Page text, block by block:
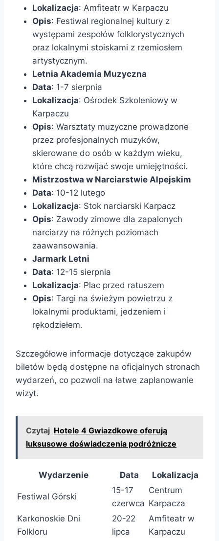
Lokalizacja: Amfiteatr w Karpaczu
Opis: Festiwal regionalnej kultury z
występami zespołów folklorystycznych
oraz lokalnymi stoiskami z rzemiosłem
artystycznym.
Letnia Akademia Muzyczna
Data: 1-7 sierpnia
Lokalizacja: Ośrodek Szkoleniowy w
Karpaczu
Opis: Warsztaty muzyczne prowadzone
przez profesjonalnych muzyków,
skierowane do osób w każdym wieku,
które chcą rozwijać swoje umiejętności.
Mistrzostwa w Narciarstwie Alpejskim
Data: 10-12 lutego
Lokalizacja: Stok narciarski Karpacz
Opis: Zawody zimowe dla zapalonych
narciarzy na różnych poziomach
zaawansowania.
Jarmark Letni
Data: 12-15 sierpnia
Lokalizacja: Plac przed ratuszem
Opis: Targi na świeżym powietrzu z
lokalnymi produktami, jedzeniem i
rękodziełem.
Szczegółowe informacje dotyczące zakupów
biletów będą dostępne na oficjalnych stronach
wydarzeń, co pozwoli na łatwe zaplanowanie
wizyt.
Czytaj Hotele 4 Gwiazdkowe oferują
luksusowe doświadczenia podróżnicze
Wydarzenie Data Lokalizacja
Festiwal Górski
15-17
czerwca
Centrum
Karpacza
Karkonoskie Dni
Folkloru
20-22
lipca
Amfiteatr w
Karpaczu